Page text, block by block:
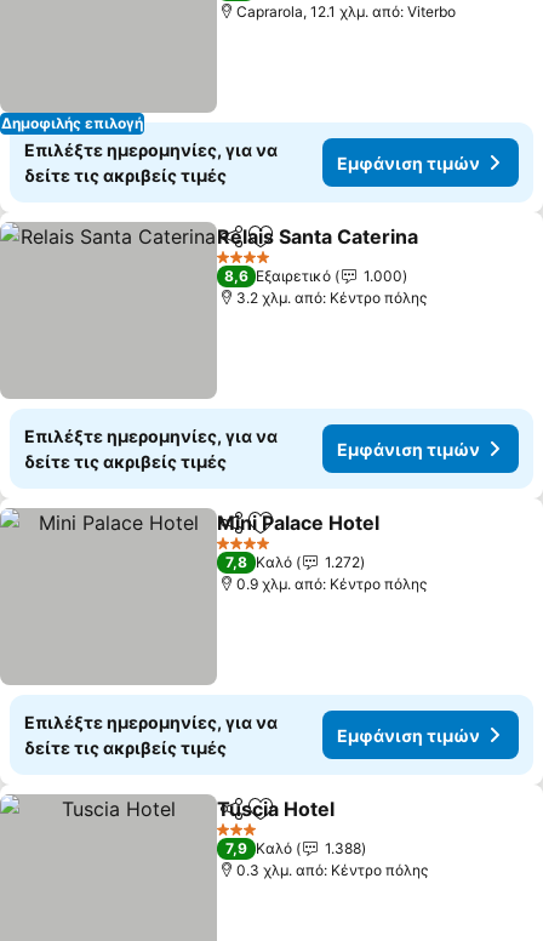
Δημοφιλής επιλογή
Caprarola, 12.1 χλμ. από: Viterbo
Επιλέξτε ημερομηνίες, για να
δείτε τις ακριβείς τιμές
Εμφάνιση τιμών
Κοινοποίηση
Προσθήκη στα αγαπημένα
Relais Santa Caterina
4 Αστέρια
8,6 Εξαιρετικό
1.000
3.2 χλμ. από: Κέντρο πόλης
Επιλέξτε ημερομηνίες, για να
δείτε τις ακριβείς τιμές
Εμφάνιση τιμών
Κοινοποίηση
Προσθήκη στα αγαπημένα
Mini Palace Hotel
4 Αστέρια
7,8 Καλό
1.272
0.9 χλμ. από: Κέντρο πόλης
Επιλέξτε ημερομηνίες, για να
δείτε τις ακριβείς τιμές
Εμφάνιση τιμών
Κοινοποίηση
Προσθήκη στα αγαπημένα
Tuscia Hotel
3 Αστέρια
7,9 Καλό
1.388
0.3 χλμ. από: Κέντρο πόλης